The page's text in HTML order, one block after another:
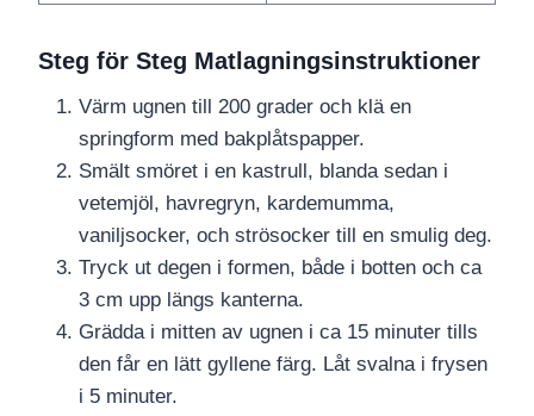
Steg för Steg Matlagningsinstruktioner
Värm ugnen till 200 grader och klä en
springform med bakplåtspapper.
Smält smöret i en kastrull, blanda sedan i
vetemjöl, havregryn, kardemumma,
vaniljsocker, och strösocker till en smulig deg.
Tryck ut degen i formen, både i botten och ca
3 cm upp längs kanterna.
Grädda i mitten av ugnen i ca 15 minuter tills
den får en lätt gyllene färg. Låt svalna i frysen
i 5 minuter.